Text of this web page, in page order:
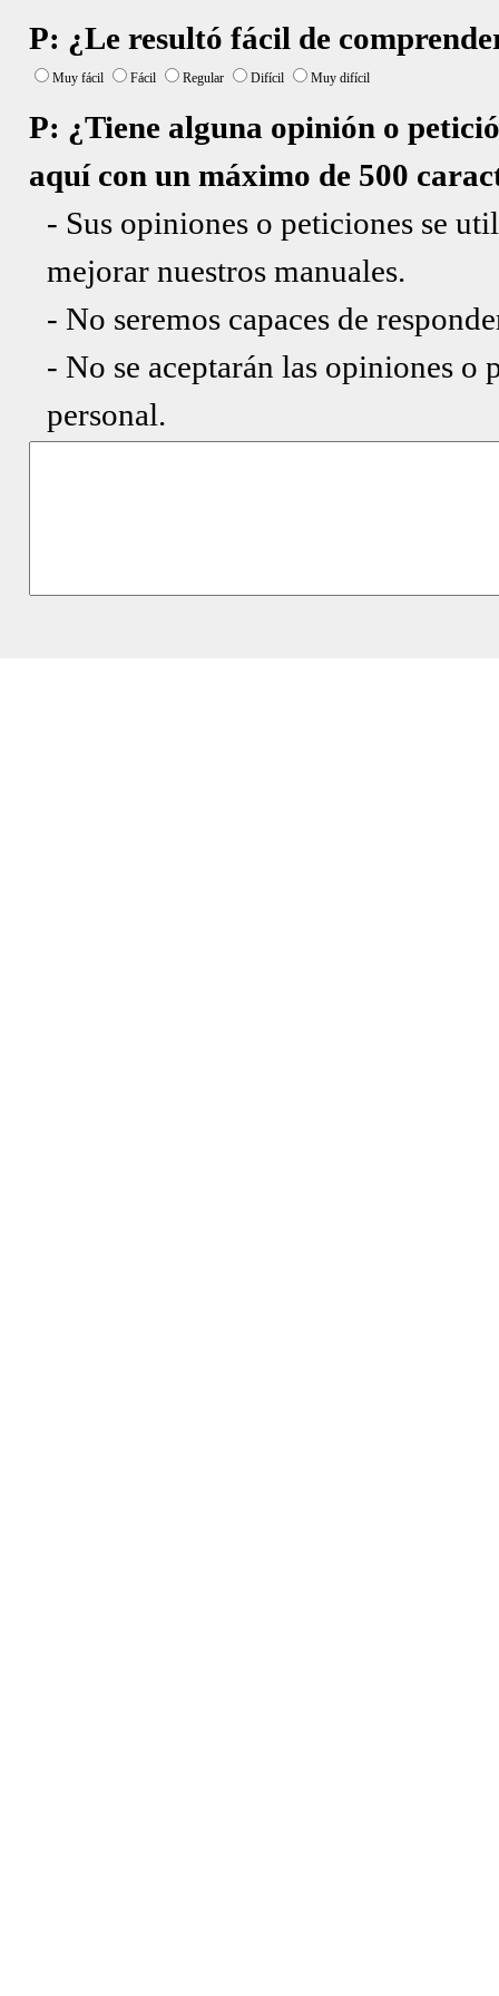
P: ¿Le resultó fácil de
Muy fácil Fácil Regular Difícil Muy difícil
P: ¿Tiene alguna opinión o
aquí con un máximo de 500
- Sus opiniones o peticiones se
mejorar nuestros manuales.
- No seremos capaces de
- No se aceptarán las opiniones
personal.